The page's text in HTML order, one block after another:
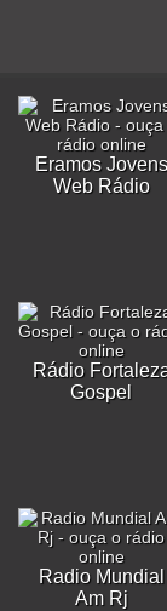
Eramos Jovens
Web Rádio
Rádio
Gospel
Radio Mundial
Am Rj